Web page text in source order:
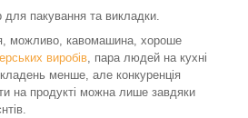
для пакування та викладки.
можливо, кавомашина, хороше
виробів, пара людей на кухні
менше, але конкуренція
на продукті можна лише завдяки